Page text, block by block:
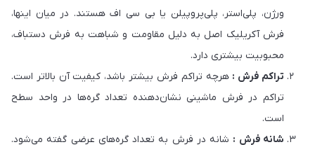
ورژن، پلی‌استر، پلی‌پروپیلن یا بی سی اف هستند. در میان اینها،
فرش آکریلیک اصل به دلیل مقاومت و شباهت به فرش دستباف،
محبوبیت بیشتری دارد.
تراکم فرش : هرچه تراکم فرش بیشتر باشد، کیفیت آن بالاتر است.
تراکم در فرش ماشینی نشان‌دهنده تعداد گره‌ها در واحد سطح
است.
شانه فرش : شانه در فرش به تعداد گره‌های عرضی گفته می‌شود.